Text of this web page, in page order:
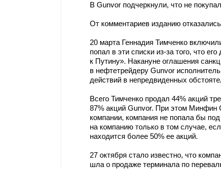
В Gunvor подчеркнули, что не
От комментариев изданию
20 марта Геннадия Тимченко
попал в эти списки из-за того, что
к Путину». Накануне оглашения
в нефтетрейдеру Gunvor
действий в непредвиденных
Всего Тимченко продал 44% акций
87% акций Gunvor. При этом
компании, компания не попала бы
на компанию только в том случае,
находится более 50% ее акций.
27 октября стало известно, что
шла о продаже терминала по